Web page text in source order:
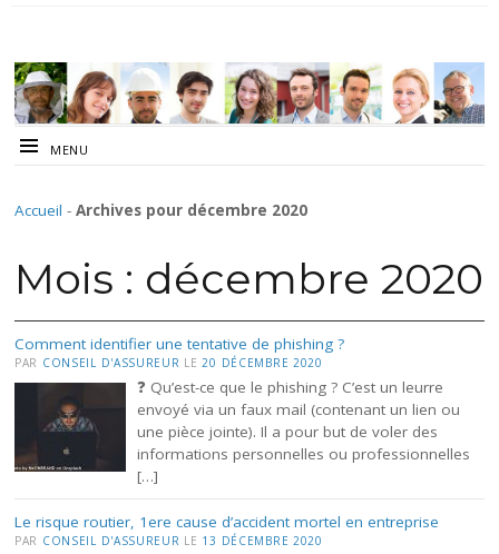
MENU
Accueil - Archives pour décembre 2020
Mois : décembre 2020
Comment identifier une tentative de phishing ?
PAR CONSEIL D'ASSUREUR LE 20 DÉCEMBRE 2020
❓ Qu’est-ce que le phishing ? C’est un leurre
envoyé via un faux mail (contenant un lien ou
une pièce jointe). Il a pour but de voler des
informations personnelles ou professionnelles
[…]
Le risque routier, 1ere cause d’accident mortel en entreprise
PAR CONSEIL D'ASSUREUR LE 13 DÉCEMBRE 2020